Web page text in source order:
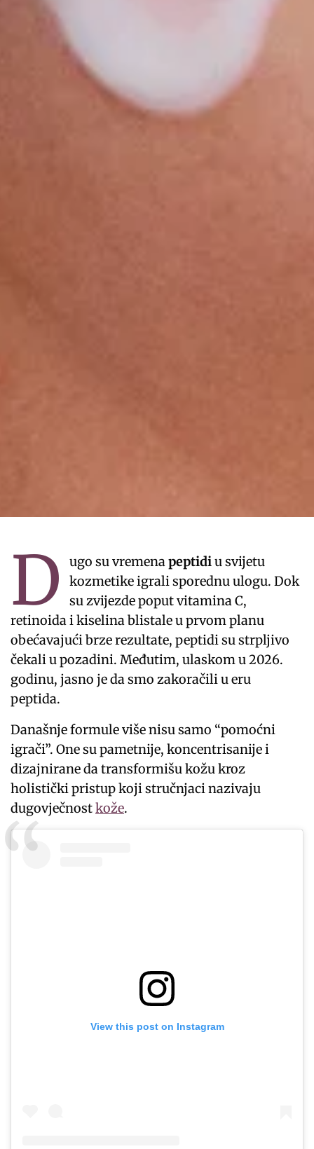
D ugo su vremenapeptidiu svijetu
kozmetike igrali sporednu ulogu. Dok
su zvijezde poput vitamina C,
retinoida i kiselina blistale u prvom planu
obećavajući brze rezultate, peptidi su strpljivo
čekali u pozadini. Međutim, ulaskom u 2026.
godinu, jasno je da smo zakoračili u eru
peptida.
Današnje formule više nisu samo “pomoćni
igrači”. One su pametnije, koncentrisanije i
dizajnirane da transformišu kožu kroz
holistički pristup koji stručnjaci nazivaju
dugovječnostkože.
View this post on Instagram